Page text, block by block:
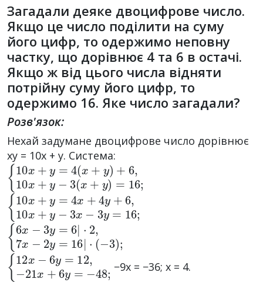
Загадали деяке двоцифрове число.
Якщо це число поділити на суму
його цифр, то одержимо неповну
частку, що дорівнює 4 та 6 в остачі.
Якщо ж від цього числа відняти
потрійну суму його цифр, то
одержимо 16. Яке число загадали?
Розв'язок:
Нехай задумане двоцифрове число дорівнює
xy = 10x + y. Система:
{10x+y=4 (x +y)+6 10 x+y−
{10x+y=4 x+4y +6,10x+y
{6x− 3y=6 |
2,7x− 2y=16| ( −3
{12x−6 y=12, −21
−9x = −36; x = 4.